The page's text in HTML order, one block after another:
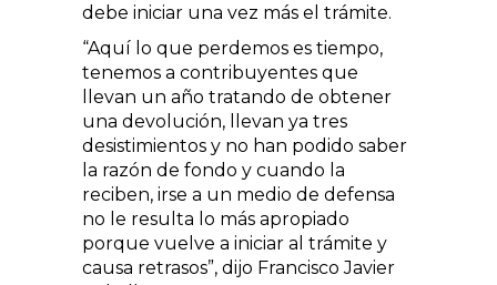
debe iniciar una vez más el trámite.
“Aquí lo que perdemos es tiempo,
tenemos a contribuyentes que
llevan un año tratando de obtener
una devolución, llevan ya tres
desistimientos y no han podido saber
la razón de fondo y cuando la
reciben, irse a un medio de defensa
no le resulta lo más apropiado
porque vuelve a iniciar al trámite y
causa retrasos”, dijo Francisco Javier